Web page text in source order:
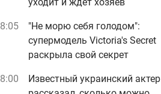
"Не морю себя голодом":
супермодель Victoria's Secret
раскрыла свой секрет
Известный украинский актер